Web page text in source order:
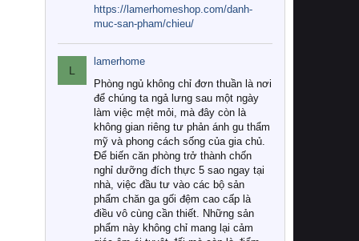
https://lamerhomeshop.com/danh-
muc-san-pham/chieu/
L
lamerhome
Phòng ngủ không chỉ đơn thuần là nơi
để chúng ta ngả lưng sau một ngày
làm việc mệt mỏi, mà đây còn là
không gian riêng tư phản ánh gu thẩm
mỹ và phong cách sống của gia chủ.
Để biến căn phòng trở thành chốn
nghỉ dưỡng đích thực 5 sao ngay tại
nhà, việc đầu tư vào các bộ sản
phẩm chăn ga gối đệm cao cấp là
điều vô cùng cần thiết. Những sản
phẩm này không chỉ mang lại cảm